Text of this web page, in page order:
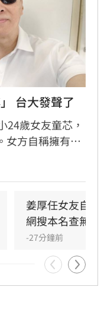
台大發聲了
24歲女友童芯，
女方自稱擁有台
電影公司CEO
大學校方回應表
法對外說明。面
氣護愛態度，
探片，強調自己
眾給予兩人正常
活受到外界過度
姜厚任女友自
網搜本名查無此
-27分鐘前